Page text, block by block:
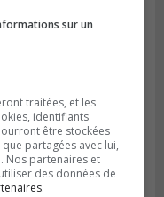
sur un
traitées, et les
identifiants
être stockées
partagées avec lui,
Nos partenaires et
des données de